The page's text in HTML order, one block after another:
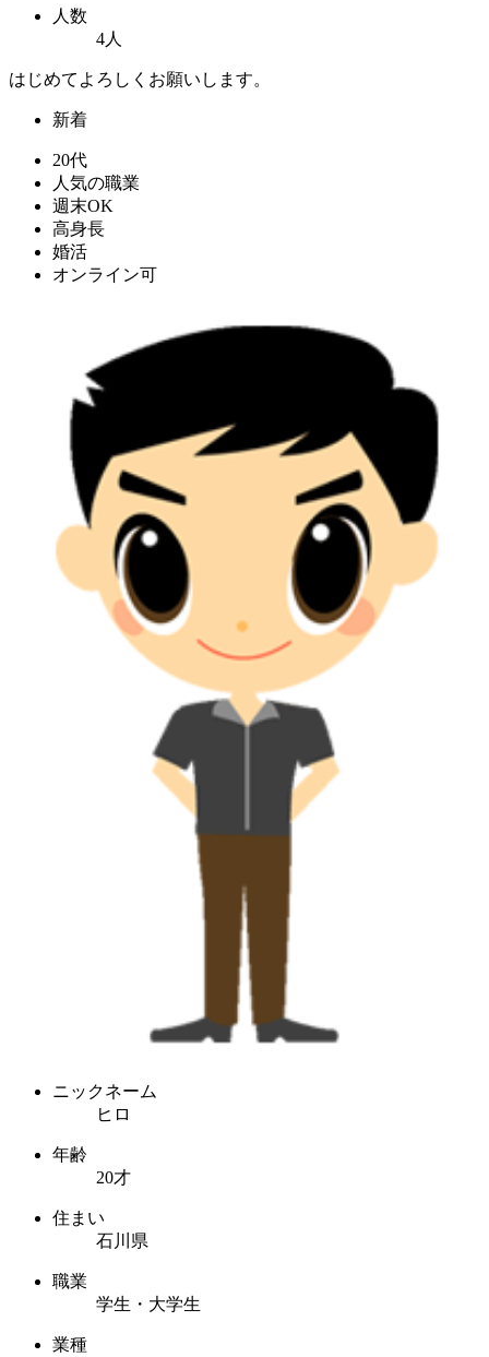
人数
4人
はじめてよろしくお願いします。
新着
20代
人気の職業
週末OK
高身長
婚活
オンライン可
ニックネーム
ヒロ
年齢
20才
住まい
石川県
職業
学生・大学生
業種